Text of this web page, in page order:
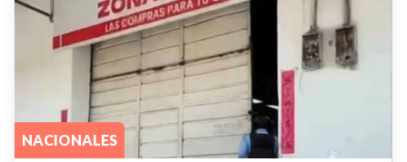
NACIONALES